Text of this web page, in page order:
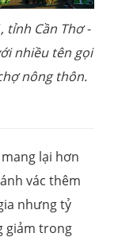
tỉnh Cần Thơ -
nhiều tên gọi
nông thôn.
lại hơn
vác thêm
nhưng tỷ
giảm trong